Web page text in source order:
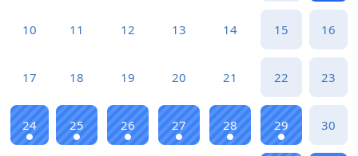
10 11 12 13 14 15 16
17 18 19 20 21 22 23
24 25 26 27 28 29 30